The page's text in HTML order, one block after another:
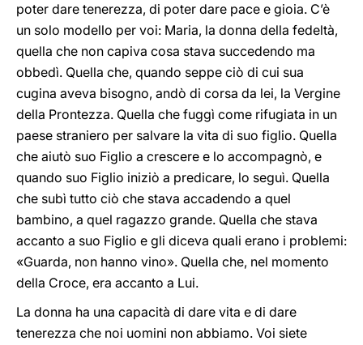
poter dare tenerezza, di poter dare pace e gioia. C’è
un solo modello per voi: Maria, la donna della fedeltà,
quella che non capiva cosa stava succedendo ma
obbedì. Quella che, quando seppe ciò di cui sua
cugina aveva bisogno, andò di corsa da lei, la Vergine
della Prontezza. Quella che fuggì come rifugiata in un
paese straniero per salvare la vita di suo figlio. Quella
che aiutò suo Figlio a crescere e lo accompagnò, e
quando suo Figlio iniziò a predicare, lo seguì. Quella
che subì tutto ciò che stava accadendo a quel
bambino, a quel ragazzo grande. Quella che stava
accanto a suo Figlio e gli diceva quali erano i problemi:
«Guarda, non hanno vino». Quella che, nel momento
della Croce, era accanto a Lui.
La donna ha una capacità di dare vita e di dare
tenerezza che noi uomini non abbiamo. Voi siete